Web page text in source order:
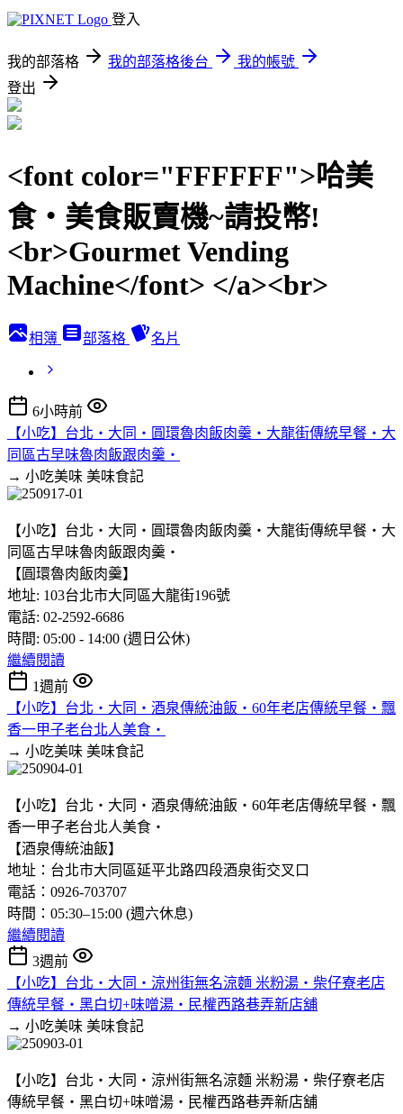
登入
我的部落格 我的部落格後台
我的帳號
登出
<font color="FFFFFF">哈美
食‧美食販賣機~請投幣!
<br>Gourmet Vending
Machine</font> </a><br>
相簿 部落格 名片
6小時前
【小吃】台北‧大同‧圓環魯肉飯肉羹‧大龍街傳統早餐‧大
同區古早味魯肉飯跟肉羹‧
→ 小吃美味 美味食記
【小吃】台北‧大同‧圓環魯肉飯肉羹‧大龍街傳統早餐‧大
同區古早味魯肉飯跟肉羹‧
【圓環魯肉飯肉羹】
地址: 103台北市大同區大龍街196號
電話: 02-2592-6686
時間: 05:00 - 14:00 (週日公休)
繼續閱讀
1週前
【小吃】台北‧大同‧酒泉傳統油飯‧60年老店傳統早餐‧飄
香一甲子老台北人美食‧
→ 小吃美味 美味食記
【小吃】台北‧大同‧酒泉傳統油飯‧60年老店傳統早餐‧飄
香一甲子老台北人美食‧
【酒泉傳統油飯】
地址：台北市大同區延平北路四段酒泉街交叉口
電話：0926-703707
時間：05:30–15:00 (週六休息)
繼續閱讀
3週前
【小吃】台北‧大同‧涼州街無名涼麵 米粉湯‧柴仔寮老店
傳統早餐‧黑白切+味噌湯‧民權西路巷弄新店舖
→ 小吃美味 美味食記
【小吃】台北‧大同‧涼州街無名涼麵 米粉湯‧柴仔寮老店
傳統早餐‧黑白切+味噌湯‧民權西路巷弄新店舖